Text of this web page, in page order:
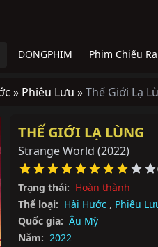
DONGPHIM Phim Chiếu
» Phiêu Lưu »Thế Giới Lạ
THẾ GIỚI LẠ LÙNG
Strange World (2022)
Trạng thái: Hoàn thành
Thể loại: Hài Hước , Phiêu
Quốc gia: Âu Mỹ
Năm: 2022